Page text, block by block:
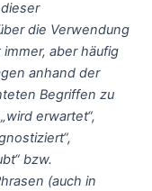
die Verwendung
aber häufig
anhand der
Begriffen zu
erwartet“,
bzw.
(auch in